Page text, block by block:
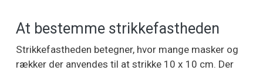
At bestemme strikkefastheden
Strikkefastheden betegner, hvor mange masker og
rækker der anvendes til at strikke 10 x 10 cm. Der